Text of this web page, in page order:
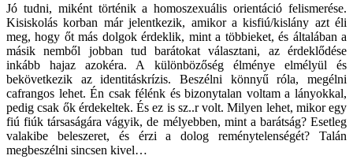
Jó tudni, miként történik a homoszexuális orientáció felismerése.
Kisiskolás korban már jelentkezik, amikor a kisfiú/kislány azt éli
meg, hogy őt más dolgok érdeklik, mint a többieket, és általában a
másik nemből jobban tud barátokat választani, az érdeklődése
inkább hajaz azokéra. A különbözőség élménye elmélyül és
bekövetkezik az identitáskrízis. Beszélni könnyű róla, megélni
cafrangos lehet. Én csak félénk és bizonytalan voltam a lányokkal,
pedig csak ők érdekeltek. És ez is sz..r volt. Milyen lehet, mikor egy
fiú fiúk társaságára vágyik, de mélyebben, mint a barátság? Esetleg
valakibe beleszeret, és érzi a dolog reménytelenségét? Talán
megbeszélni sincsen kivel…